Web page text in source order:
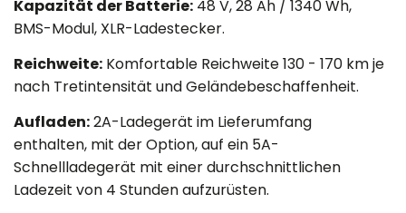
Kapazität der Batterie: 48 V, 28 Ah / 1340 Wh,
BMS-Modul, XLR-Ladestecker.
Reichweite: Komfortable Reichweite 130 - 170 km je
nach Tretintensität und Geländebeschaffenheit.
Aufladen:2A-Ladegerät im Lieferumfang
enthalten, mit der Option, auf ein 5A-
Schnellladegerät mit einer durchschnittlichen
Ladezeit von 4 Stunden aufzurüsten.